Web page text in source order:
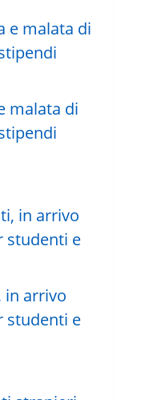
malata di
in arrivo
studenti e